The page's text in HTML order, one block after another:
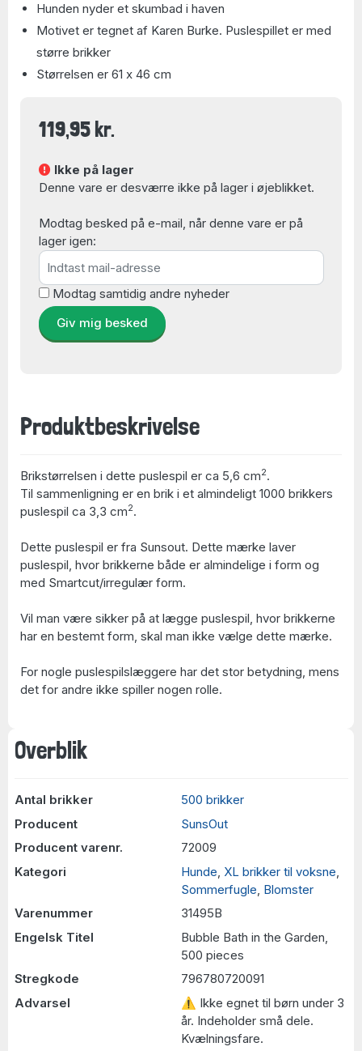
Overblik
Antal brikker
500 brikker
Producent
SunsOut
Producent varenr.
72009
Kategori
Hunde XL brikker til voksne
Sommerfugle Blomster
Varenummer
31495B
Engelsk Titel
Bubble Bath in the Garden,
500 pieces
Stregkode
796780720091
Advarsel
⚠ Ikke egnet til børn under 3
år. Indeholder små dele.
Kvælningsfare.
Hunden nyder et skumbad i haven
Motivet er tegnet af Karen Burke. Puslespillet er med
større brikker
Størrelsen er 61 x 46 cm
119,95 kr.
Ikke på lager
Denne vare er desværre ikke på lager i øjeblikket.
Modtag besked på e-mail, når denne vare er på
lager igen:
Modtag samtidig andre nyheder
Giv mig besked
Produktbeskrivelse
Brikstørrelsen i dette puslespil er ca 5,6 cm2.
Til sammenligning er en brik i et almindeligt 1000 brikkers
puslespil ca 3,3 cm2.
Dette puslespil er fra Sunsout. Dette mærke laver
puslespil, hvor brikkerne både er almindelige i form og
med Smartcut/irregulær form.
Vil man være sikker på at lægge puslespil, hvor brikkerne
har en bestemt form, skal man ikke vælge dette mærke.
For nogle puslespilslæggere har det stor betydning, mens
det for andre ikke spiller nogen rolle.